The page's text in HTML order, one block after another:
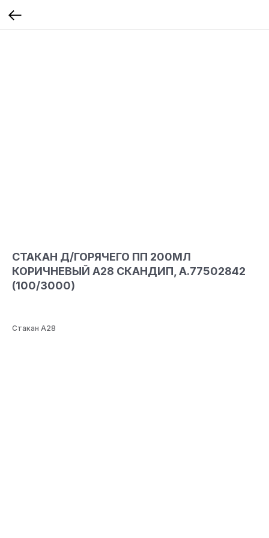
СТАКАН Д/ГОРЯЧЕГО ПП 200МЛ
КОРИЧНЕВЫЙ А28 СКАНДИП, А.77502842
(100/3000)
Стакан А28